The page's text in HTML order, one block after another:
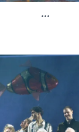
...